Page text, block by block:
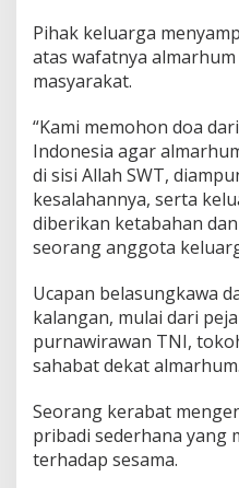
Pihak keluarga
atas wafatnya
masyarakat.
“Kami memohon doa
Indonesia agar
di sisi Allah SWT,
kesalahannya, serta
diberikan ketabahan
seorang anggota
Ucapan belasungkawa
kalangan, mulai dari
purnawirawan TNI,
sahabat dekat almarhum.
Seorang kerabat
pribadi sederhana yang
terhadap sesama.